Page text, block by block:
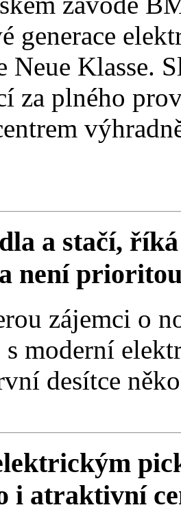
generace
Neue Klasse.
za plného
a stačí,
není
zájemci o
s moderní
desítce
i atraktivní